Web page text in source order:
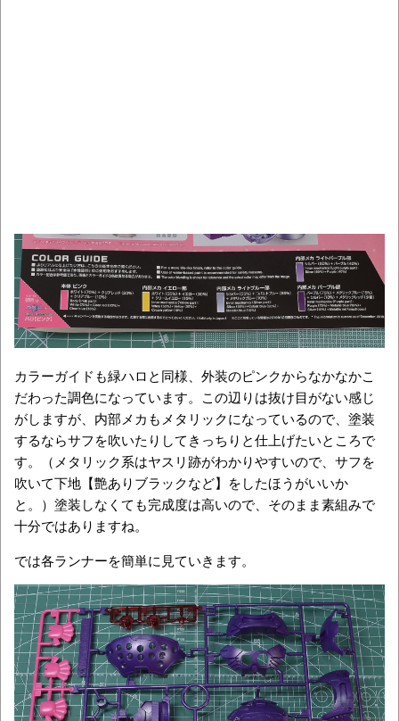
カラーガイドも緑ハロと同様、外装のピンクからなかなかこ
だわった調色になっています。この辺りは抜け目がない感じ
がしますが、内部メカもメタリックになっているので、塗装
するならサフを吹いたりしてきっちりと仕上げたいところで
す。（メタリック系はヤスリ跡がわかりやすいので、サフを
吹いて下地【艶ありブラックなど】をしたほうがいいか
と。）塗装しなくても完成度は高いので、そのまま素組みで
十分ではありますね。
では各ランナーを簡単に見ていきます。